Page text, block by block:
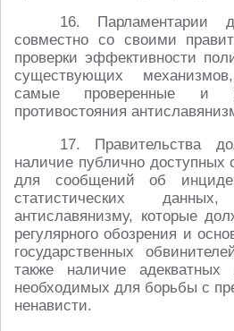
16. Парламентарии
совместно со своими
проверки эффективности
существующих
самые проверенные и
противостояния
17. Правительства
наличие публично
для сообщений об
статистических
антиславянизму, которые
регулярного обозрения и
государственных
также наличие адекватных
необходимых для борьбы с
ненависти.